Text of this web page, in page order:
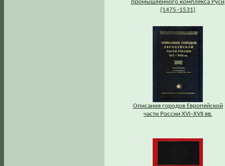
промышленного комплекса Руси
(1475–1531)
Описания городов Европейской
части России XVI–XVII вв.